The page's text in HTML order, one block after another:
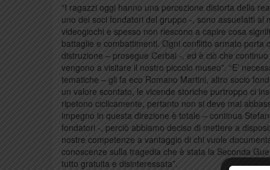
“I ragazzi oggi hanno una percezione distorta della
uno dei soci fondatori del gruppo -, sono assuefatti al
videogiochi e spesso non riescono a capire cosa
battaglie e combattimenti. Ogni conflitto armato porta
distruzione – prosegue Cerbai -, ed è ciò che
vengono a visitare il nostro piccolo museo”. “E’
tematiche – gli fa eco Romano Martini, altro socio
un valore scontato, le vicende storiche purtroppo ci
ripetono ciclicamente, pertanto non si deve mai
impegno in questa direzione è totale – continua
fondatori -, perciò abbiamo deciso di mettere a
nostre competenze a vantaggio di chi vuole
conoscenze sulla tragedia che è stata la Seconda
tutto gratuita e disinteressata”.